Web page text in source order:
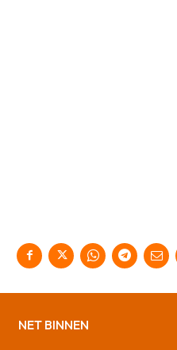
NET BINNEN